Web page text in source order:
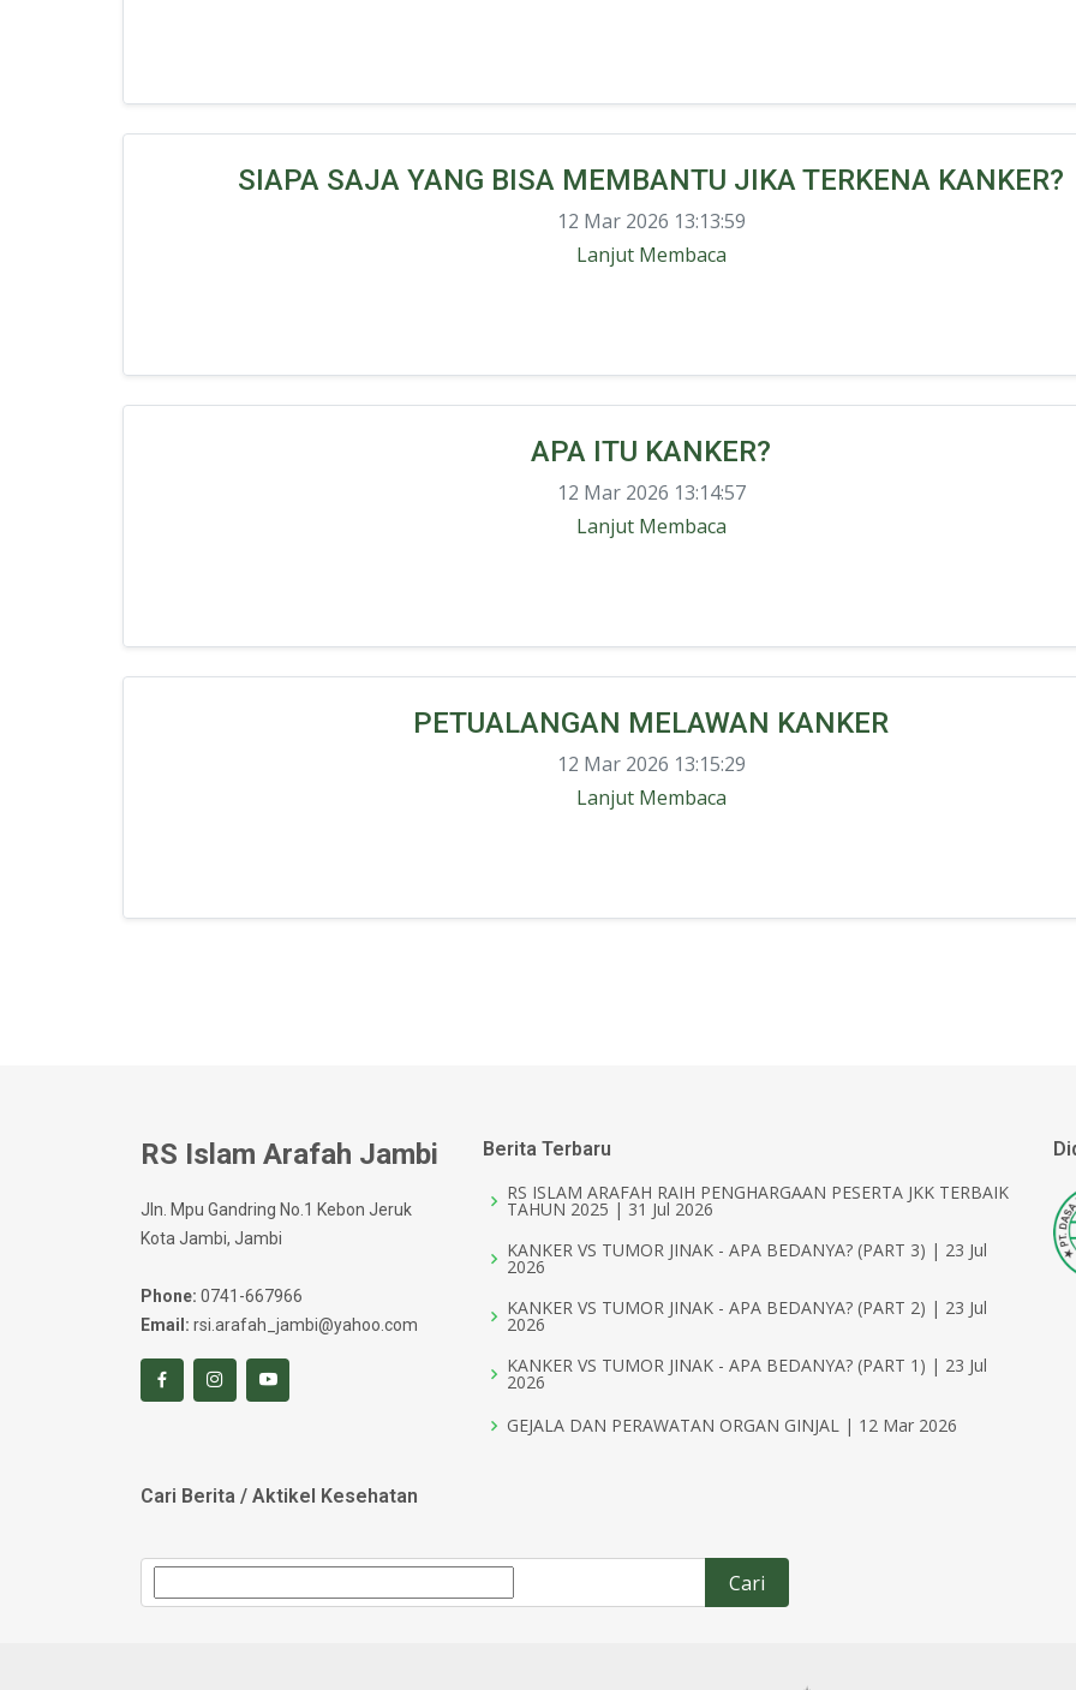
SIAPA SAJA YANG BISA MEMBANTU JIKA TERKENA KANKER?
12 Mar 2026 13:13:59
Lanjut Membaca
APA ITU KANKER?
12 Mar 2026 13:14:57
Lanjut Membaca
PETUALANGAN MELAWAN KANKER
12 Mar 2026 13:15:29
Lanjut Membaca
RS Islam Arafah Jambi
Jln. Mpu Gandring No.1 Kebon Jeruk
Kota Jambi, Jambi
Phone: 0741-667966
Email: rsi.arafah_jambi@yahoo.com
Berita Terbaru
RS ISLAM ARAFAH RAIH PENGHARGAAN PESERTA JKK TERBAIK
TAHUN 2025 | 31 Jul 2026
KANKER VS TUMOR JINAK - APA BEDANYA? (PART 3) | 23 Jul
2026
KANKER VS TUMOR JINAK - APA BEDANYA? (PART 2) | 23 Jul
2026
KANKER VS TUMOR JINAK - APA BEDANYA? (PART 1) | 23 Jul
2026
GEJALA DAN PERAWATAN ORGAN GINJAL | 12 Mar 2026
Cari Berita / Aktikel Kesehatan